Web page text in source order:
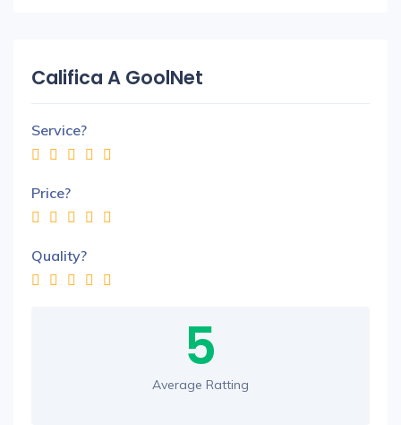
Califica A GoolNet
Service?
Price?
Quality?
5
Average Ratting